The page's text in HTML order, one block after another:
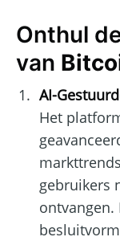
Onthul
van
AI-
Het
gebruikers
ontvangen.